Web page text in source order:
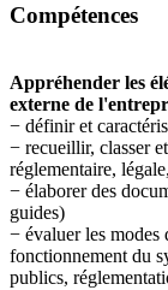
Compétences
Appréhender les
externe de
− définir et
− recueillir, classer
réglementaire,
− élaborer des
guides)
− évaluer les
fonctionnement du
publics,